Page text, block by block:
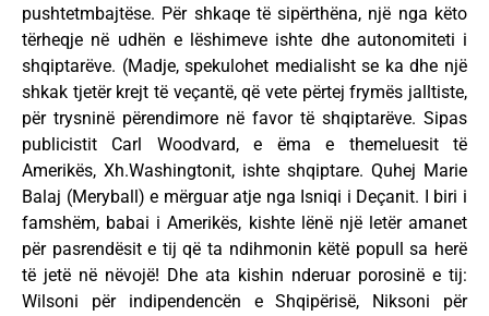
pushtetmbajtëse. Për shkaqe të sipërthëna, një nga këto
tërheqje në udhën e lëshimeve ishte dhe autonomiteti i
shqiptarëve. (Madje, spekulohet medialisht se ka dhe një
shkak tjetër krejt të veçantë, që vete përtej frymës jalltiste,
për trysninë përendimore në favor të shqiptarëve. Sipas
publicistit Carl Woodvard, e ëma e themeluesit të
Amerikës, Xh.Washingtonit, ishte shqiptare. Quhej Marie
Balaj (Meryball) e mërguar atje nga Isniqi i Deçanit. I biri i
famshëm, babai i Amerikës, kishte lënë një letër amanet
për pasrendësit e tij që ta ndihmonin këtë popull sa herë
të jetë në nëvojë! Dhe ata kishin nderuar porosinë e tij:
Wilsoni për indipendencën e Shqipërisë, Niksoni për